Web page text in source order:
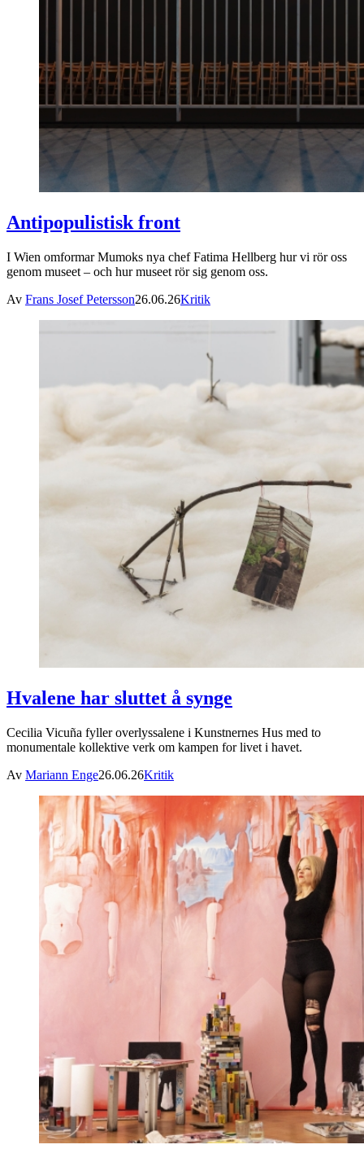
Antipopulistisk front
I Wien omformar Mumoks nya chef Fatima Hellberg hur vi rör oss
genom museet – och hur museet rör sig genom oss.
Av Frans Josef Petersson26.06.26Kritik
Hvalene har sluttet å synge
Cecilia Vicuña fyller overlyssalene i Kunstnernes Hus med to
monumentale kollektive verk om kampen for livet i havet.
Av Mariann Enge26.06.26Kritik